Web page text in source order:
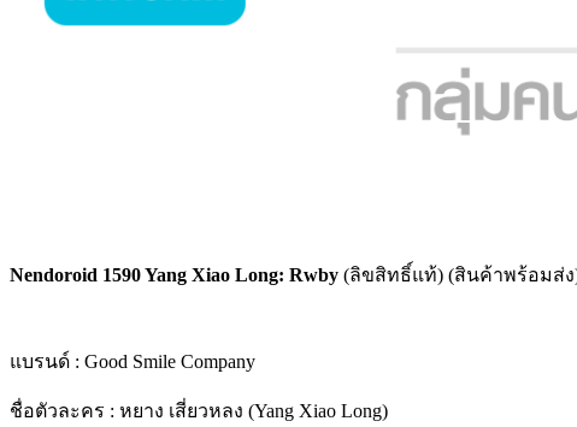
Nendoroid 1590 Yang Xiao Long: Rwby (ลิขสิทธิ์แท้) (สินค้าพร้อมส่ง
แบรนด์ : Good Smile Company
ชื่อตัวละคร : หยาง เสี่ยวหลง (Yang Xiao Long)